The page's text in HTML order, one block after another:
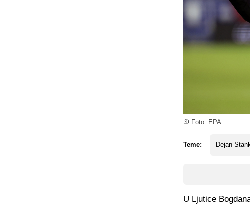
Foto: EPA
Teme: Dejan
U Ljutice